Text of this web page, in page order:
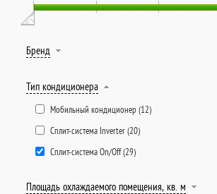
Бренд
Тип кондиционера
Мобильный кондиционер (12)
Сплит-система Inverter (20)
Сплит-система On/Off (29)
Площадь охлаждаемого помещения, кв. м